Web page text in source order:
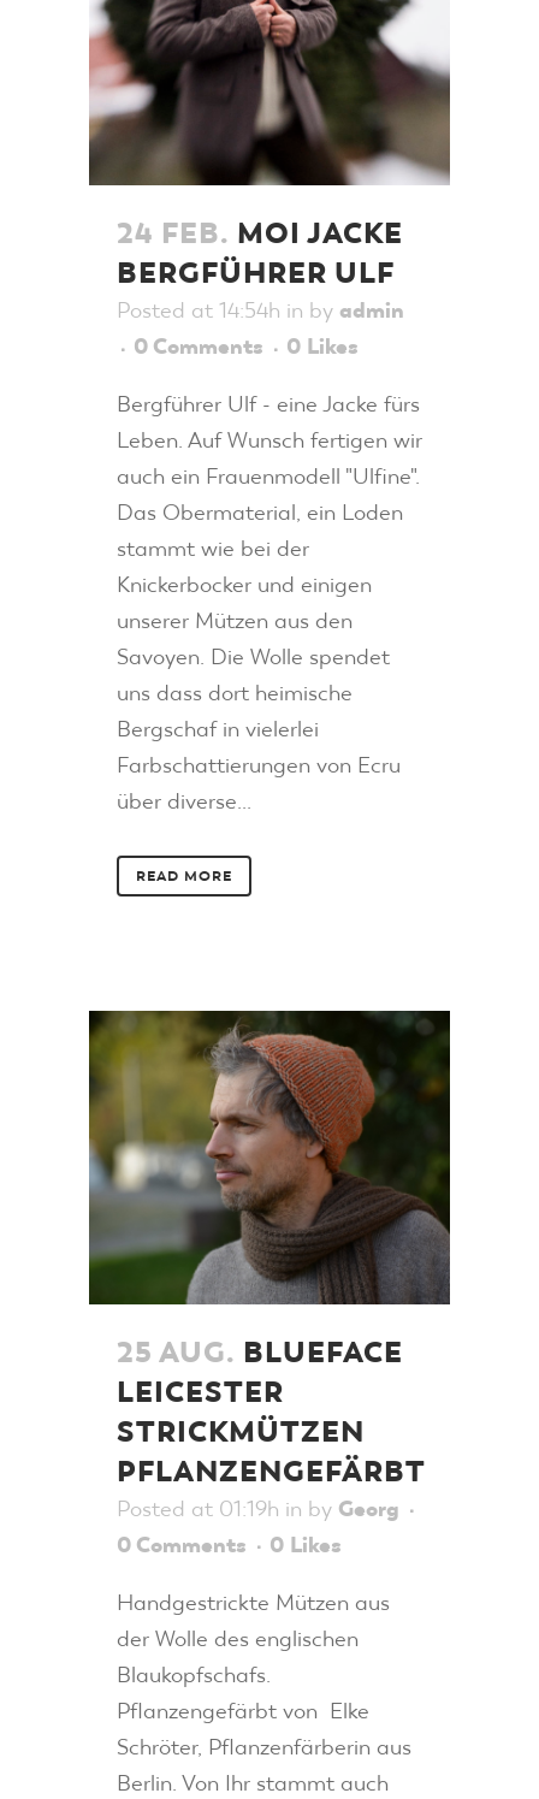
24 FEB. MOI JACKE
BERGFÜHRER ULF
Posted at 14:54h in by admin
0 Comments
0 Likes
Bergführer Ulf - eine Jacke fürs
Leben. Auf Wunsch fertigen wir
auch ein Frauenmodell "Ulfine".
Das Obermaterial, ein Loden
stammt wie bei der
Knickerbocker und einigen
unserer Mützen aus den
Savoyen. Die Wolle spendet
uns dass dort heimische
Bergschaf in vielerlei
Farbschattierungen von Ecru
über diverse...
READ MORE
25 AUG. BLUEFACE
LEICESTER
STRICKMÜTZEN
PFLANZENGEFÄRBT
Posted at 01:19h in by Georg
0 Comments
0 Likes
Handgestrickte Mützen aus
der Wolle des englischen
Blaukopfschafs.
Pflanzengefärbt von Elke
Schröter, Pflanzenfärberin aus
Berlin. Von Ihr stammt auch